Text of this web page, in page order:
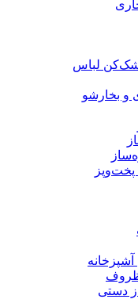
لباس
و بخارشو
پخت‌وپز
ظروف
دستی